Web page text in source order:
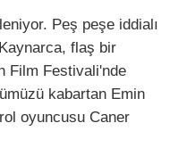
Peş peşe iddialı
flaş bir
Film Festivali'nde
kabartan Emin
oyuncusu Caner